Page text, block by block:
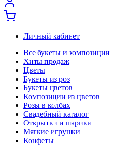
Личный кабинет
Все букеты и композиции
Хиты продаж
Цветы
Букеты из роз
Букеты цветов
Композиции из цветов
Розы в колбах
Свадебный каталог
Открытки и шарики
Мягкие игрушки
Конфеты